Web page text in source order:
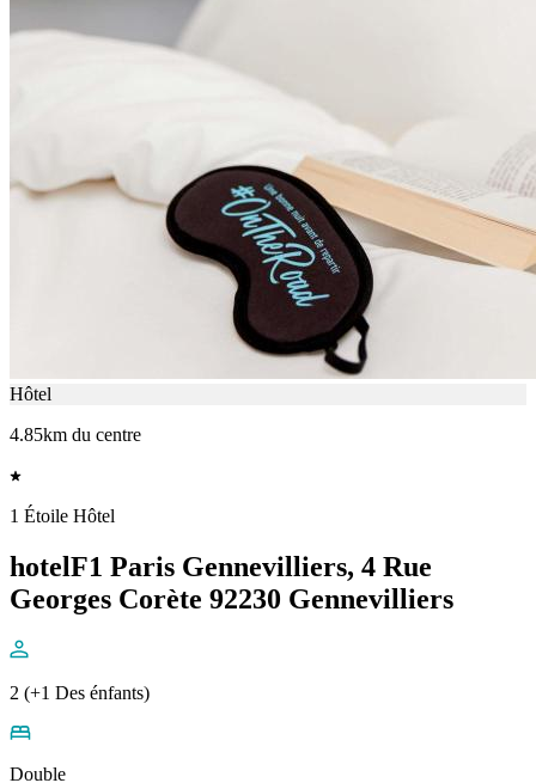
Hôtel
4.85km du centre
1 Étoile Hôtel
hotelF1 Paris Gennevilliers, 4 Rue
Georges Corète 92230 Gennevilliers
2 (+1 Des énfants)
Double